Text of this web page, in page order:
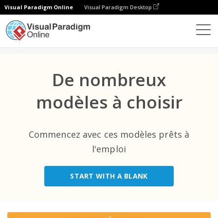
Visual Paradigm Online Visual Paradigm Desktop
De nombreux
modèles à choisir
Commencez avec ces modèles prêts à
l'emploi
START WITH A BLANK
×
Top catégories
Event (9)
E-Commerce (1)
IT (1)
Business